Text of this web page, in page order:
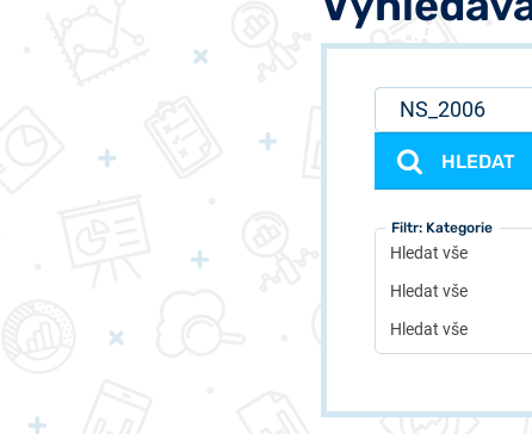
HLEDAT
Filtr: Typ
Hledat vše
Filtr: Autor
Hledat vše
Filtr: Kategorie
Hledat vše